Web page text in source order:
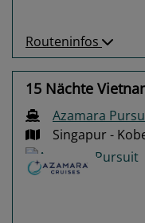
Routeninfos
15 Nächte
Azamara
Singapur -